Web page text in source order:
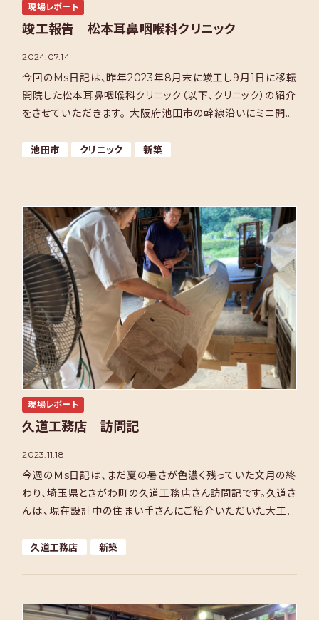
現場レポート
竣工報告 松本耳鼻咽喉科クリニック
2024.07.14
今回のMs日記は、昨年2023年8月末に竣工し9月1日に移転
開院した松本耳鼻咽喉科クリニック（以下、クリニック）の紹介
をさせていただきます。 大阪府池田市の幹線沿いにミニ開発
池田市 クリニック 新築
現場レポート
久道工務店 訪問記
2023.11.18
今週のＭs日記は、まだ夏の暑さが色濃く残っていた文月の終
わり、埼玉県ときがわ町の久道工務店さん訪問記です。久道さ
んは、現在設計中の住まい手さんにご紹介いただいた大工さ
久道工務店 新築